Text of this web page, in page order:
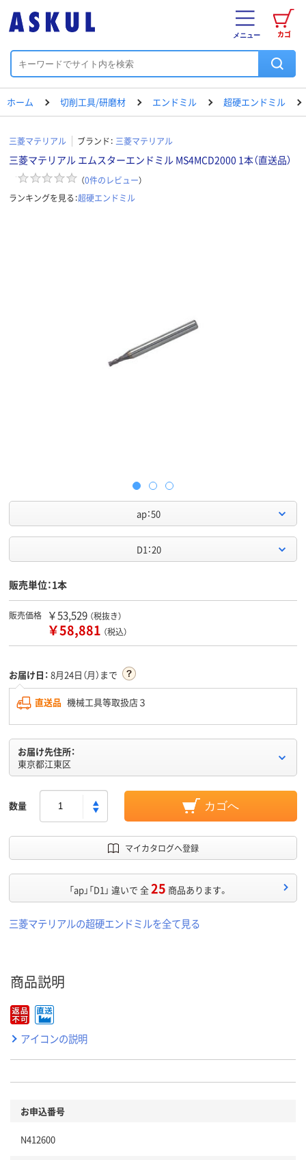
カゴ
メニュー
ホーム 切削工具/研磨材 エンドミル 超硬エンドミル
三菱マテリアル ブランド： 三菱マテリアル
三菱マテリアル エムスターエンドミル MS4MCD2000 1本（直送品）
（0件のレビュー）
ランキングを見る：超硬エンドミル
ap：50
D1：20
販売単位：1本
販売価格 ￥53,529 （税抜き）
￥58,881 （税込）
お届け日： 8月24日（月）まで
直送品 機械工具等取扱店３
お届け先住所：
東京都江東区
数量 カゴへ
マイカタログへ登録
「ap」「D1」 違いで 全25 商品あります。
三菱マテリアルの超硬エンドミルを全て見る
商品説明
アイコンの説明
お申込番号
N412600